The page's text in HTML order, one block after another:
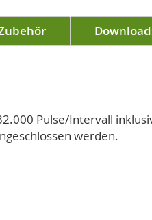
Pulse/Intervall
werden.